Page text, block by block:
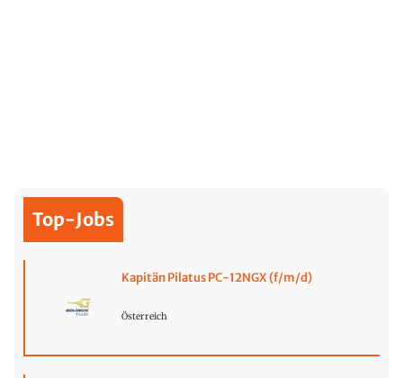
Top-Jobs
Kapitän Pilatus PC-12NGX (f/m/d)
Österreich